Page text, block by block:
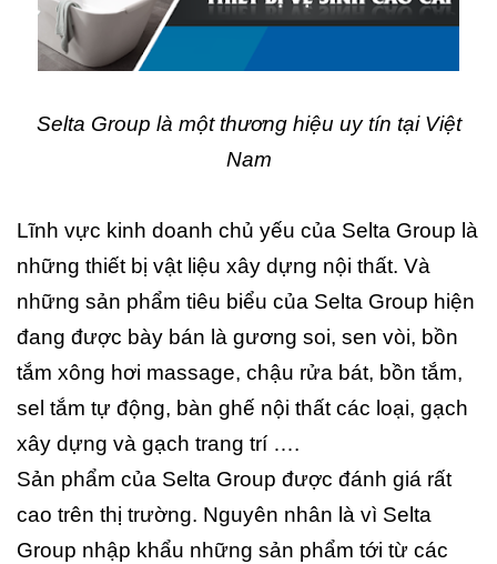
Selta Group là một thương hiệu uy tín tại Việt
Nam
Lĩnh vực kinh doanh chủ yếu của Selta Group là
những thiết bị vật liệu xây dựng nội thất. Và
những sản phẩm tiêu biểu của Selta Group hiện
đang được bày bán là gương soi, sen vòi, bồn
tắm xông hơi massage, chậu rửa bát, bồn tắm,
sel tắm tự động, bàn ghế nội thất các loại, gạch
xây dựng và gạch trang trí ….
Sản phẩm của Selta Group được đánh giá rất
cao trên thị trường. Nguyên nhân là vì Selta
Group nhập khẩu những sản phẩm tới từ các